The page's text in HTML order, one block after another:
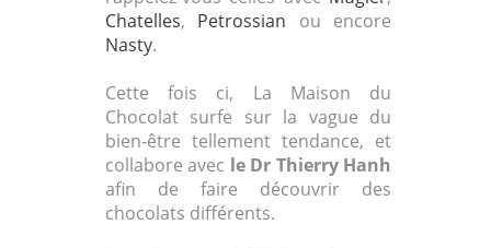
Chatelles, Petrossian ou encore
Nasty.
Cette fois ci, La Maison du
Chocolat surfe sur la vague du
bien-être tellement tendance, et
collabore avec le Dr Thierry Hanh
afin de faire découvrir des
chocolats différents.